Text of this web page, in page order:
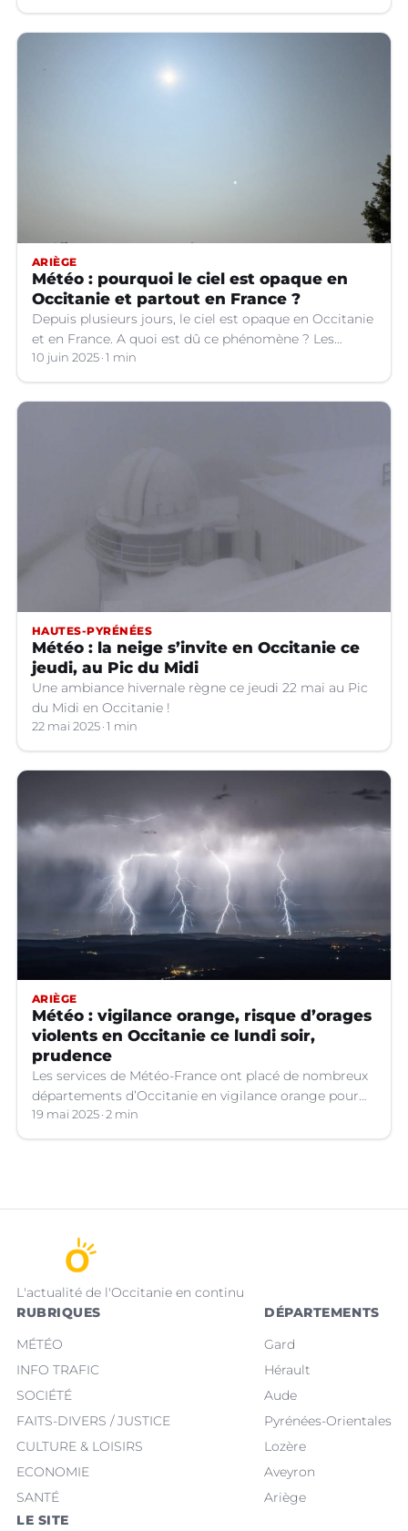
ARIÈGE
Météo : pourquoi le ciel est opaque en
Occitanie et partout en France ?
Depuis plusieurs jours, le ciel est opaque en Occitanie
et en France. A quoi est dû ce phénomène ? Les
explications.
10 juin 2025 1 min
HAUTES-PYRÉNÉES
Météo : la neige s’invite en Occitanie ce
jeudi, au Pic du Midi
Une ambiance hivernale règne ce jeudi 22 mai au Pic
du Midi en Occitanie !
22 mai 2025 1 min
ARIÈGE
Météo : vigilance orange, risque d’orages
violents en Occitanie ce lundi soir,
prudence
Les services de Météo-France ont placé de nombreux
départements d’Occitanie en vigilance orange pour
les orages violents.
19 mai 2025 2 min
L'actualité de l'Occitanie en continu
RUBRIQUES
MÉTÉO
INFO TRAFIC
SOCIÉTÉ
FAITS-DIVERS / JUSTICE
CULTURE & LOISIRS
ECONOMIE
SANTÉ
DÉPARTEMENTS
Gard
Hérault
Aude
Pyrénées-Orientales
Lozère
Aveyron
Ariège
LE SITE